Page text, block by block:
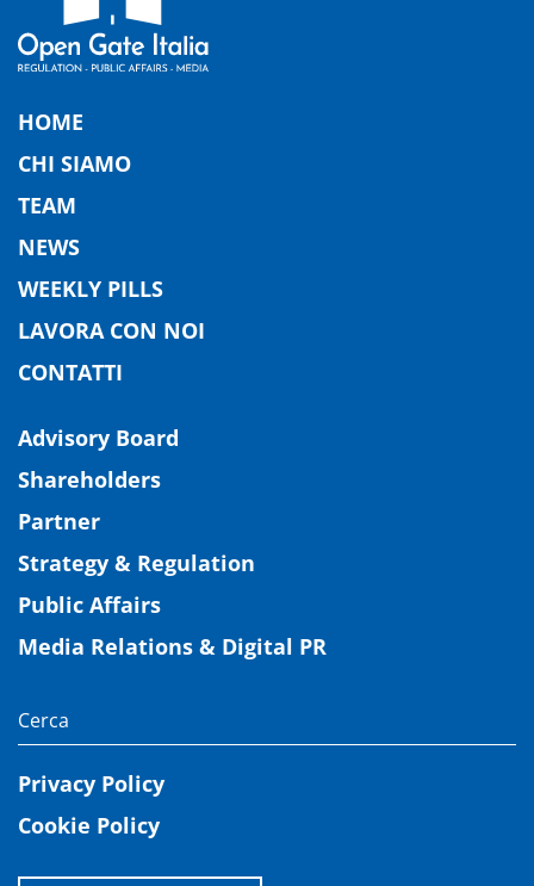
HOME
CHI SIAMO
TEAM
NEWS
WEEKLY PILLS
LAVORA CON NOI
CONTATTI
Advisory Board
Shareholders
Partner
Strategy & Regulation
Public Affairs
Media Relations & Digital PR
Privacy Policy
Cookie Policy